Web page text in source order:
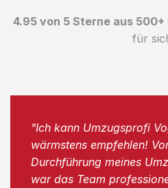
4.95 von 5 Sterne aus
für
"Ich kann Umzugsprofi
wärmstens empfehlen!
Durchführung meines
war das Team